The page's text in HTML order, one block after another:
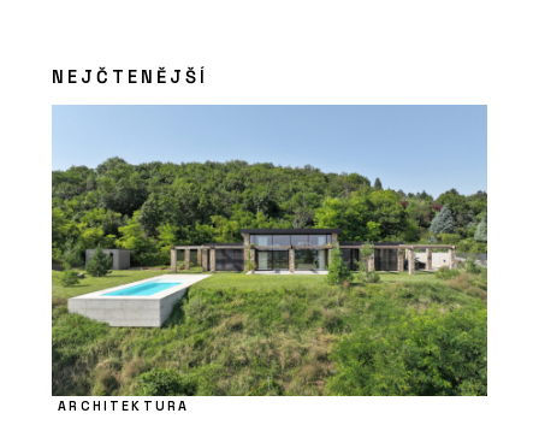
NEJČTENĚJŠÍ
ARCHITEKTURA